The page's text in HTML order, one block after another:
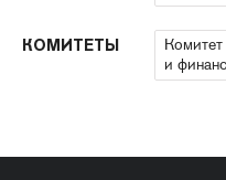
КОМИТЕТЫ
и